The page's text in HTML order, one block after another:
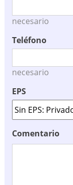
necesario
Teléfono
necesario
EPS
Comentario